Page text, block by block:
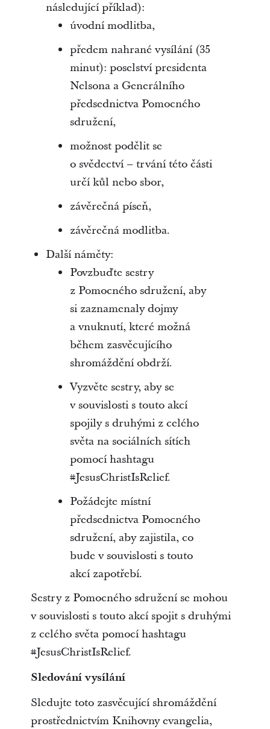
následující příklad):
úvodní modlitba,
předem nahrané vysílání (35
minut): poselství presidenta
Nelsona a Generálního
předsednictva Pomocného
sdružení,
možnost podělit se
o svědectví – trvání této části
určí kůl nebo sbor,
závěrečná píseň,
závěrečná modlitba.
Další náměty:
Povzbuďte sestry
z Pomocného sdružení, aby
si zaznamenaly dojmy
a vnuknutí, které možná
během zasvěcujícího
shromáždění obdrží.
Vyzvěte sestry, aby se
v souvislosti s touto akcí
spojily s druhými z celého
světa na sociálních sítích
pomocí hashtagu
#JesusChristIsRelief.
Požádejte místní
předsednictva Pomocného
sdružení, aby zajistila, co
bude v souvislosti s touto
akcí zapotřebí.
Sestry z Pomocného sdružení se mohou
v souvislosti s touto akcí spojit s druhými
z celého světa pomocí hashtagu
#JesusChristIsRelief.
Sledování vysílání
Sledujte toto zasvěcující shromáždění
prostřednictvím Knihovny evangelia,